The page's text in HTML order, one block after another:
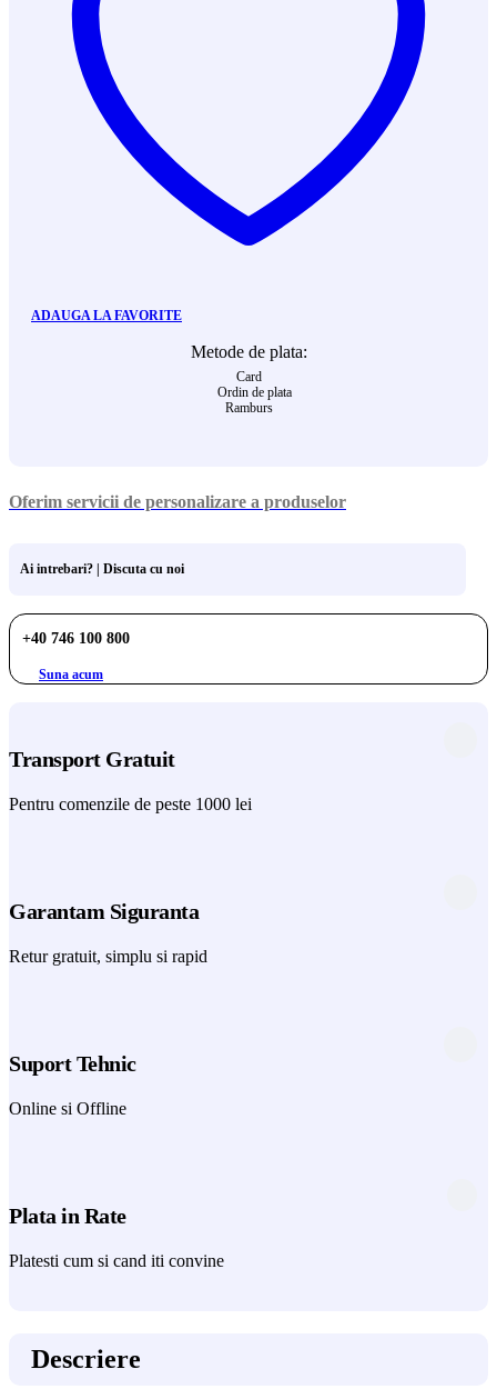
ADAUGA LA FAVORITE
Metode de plata:
Card
Ordin de plata
Ramburs
Oferim servicii de personalizare a produselor
Ai intrebari? | Discuta cu noi
+40 746 100 800
Suna acum
Transport Gratuit
Pentru comenzile de peste 1000 lei
Garantam Siguranta
Retur gratuit, simplu si rapid
Suport Tehnic
Online si Offline
Plata in Rate
Platesti cum si cand iti convine
Descriere